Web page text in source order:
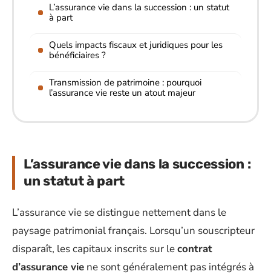
L’assurance vie dans la succession : un statut
à part
Quels impacts fiscaux et juridiques pour les
bénéficiaires ?
Transmission de patrimoine : pourquoi
l’assurance vie reste un atout majeur
L’assurance vie dans la succession :
un statut à part
L’assurance vie se distingue nettement dans le
paysage patrimonial français. Lorsqu’un souscripteur
disparaît, les capitaux inscrits sur lecontrat
d’assurance vie ne sont généralement pas intégrés à